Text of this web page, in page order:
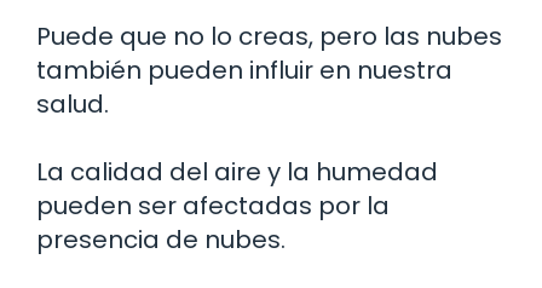
Puede que no lo creas, pero las nubes
también pueden influir en nuestra
salud.
La calidad del aire y la humedad
pueden ser afectadas por la
presencia de nubes.